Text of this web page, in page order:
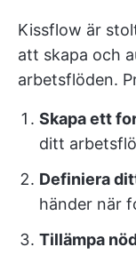
Kissflow är
att skapa och
arbetsflöden.
Skapa ett
ditt
Definiera
händer när
Tillämpa